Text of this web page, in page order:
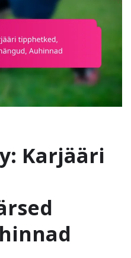
Karjääri